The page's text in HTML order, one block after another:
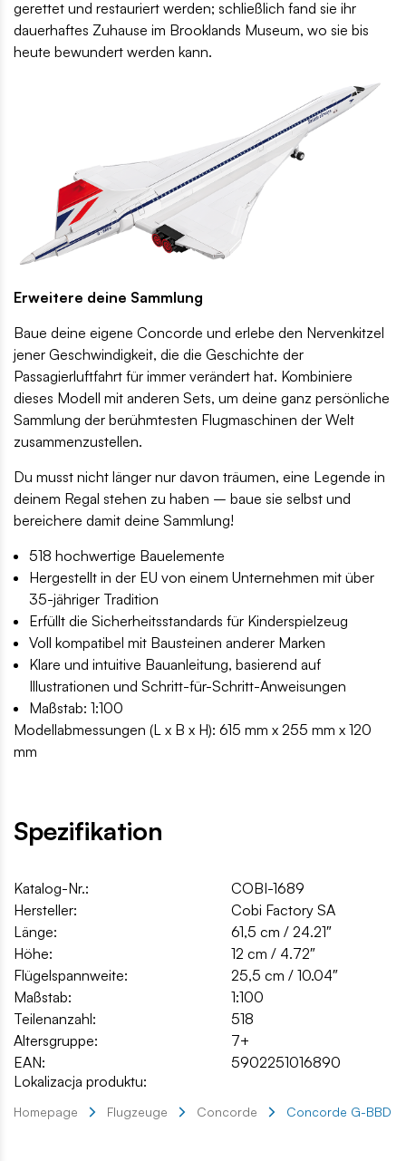
gerettet und restauriert werden; schließlich fand sie ihr
dauerhaftes Zuhause im Brooklands Museum, wo sie bis
heute bewundert werden kann.
Erweitere deine Sammlung
Baue deine eigene Concorde und erlebe den Nervenkitzel
jener Geschwindigkeit, die die Geschichte der
Passagierluftfahrt für immer verändert hat. Kombiniere
dieses Modell mit anderen Sets, um deine ganz persönliche
Sammlung der berühmtesten Flugmaschinen der Welt
zusammenzustellen.
Du musst nicht länger nur davon träumen, eine Legende in
deinem Regal stehen zu haben – baue sie selbst und
bereichere damit deine Sammlung!
518 hochwertige Bauelemente
Hergestellt in der EU von einem Unternehmen mit über
35-jähriger Tradition
Erfüllt die Sicherheitsstandards für Kinderspielzeug
Voll kompatibel mit Bausteinen anderer Marken
Klare und intuitive Bauanleitung, basierend auf
Illustrationen und Schritt-für-Schritt-Anweisungen
Maßstab: 1:100
Modellabmessungen (L x B x H): 615 mm x 255 mm x 120
mm
Spezifikation
Katalog-Nr.:
COBI-1689
Hersteller:
Cobi Factory SA
Länge:
61,5 cm / 24.21″
Höhe:
12 cm / 4.72″
Flügelspannweite:
25,5 cm / 10.04″
Maßstab:
1:100
Teilenanzahl:
518
Altersgruppe:
7+
EAN:
5902251016890
Lokalizacja produktu:
Homepage Flugzeuge Concorde Concorde G-BBDG